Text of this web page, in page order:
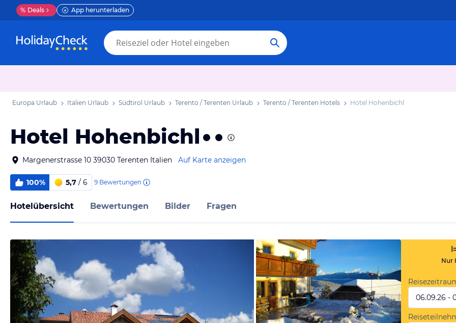
% Deals App herunterladen
Europa Urlaub Italien Urlaub Südtirol Urlaub Terento / Terenten Urlaub Terento / Terenten Hotels Hotel Hohenbichl
Hotel Hohenbichl
Margenerstrasse 10 39030 Terenten Italien Auf Karte anzeigen
100% 5,7 / 6 9 Bewertungen
Hotelübersicht Bewertungen Bilder Fragen
Nur
06.09.26 -